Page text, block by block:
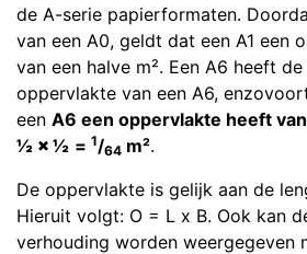
de A-serie papierformaten.
van een A0, geldt dat een A1 een
van een halve m². Een A6 heeft
oppervlakte van een A6,
een A6 een oppervlakte heeft
½ × ½ = 1/64 m².
De oppervlakte is gelijk aan de
Hieruit volgt: O = L x B. Ook kan
verhouding worden weergegeven